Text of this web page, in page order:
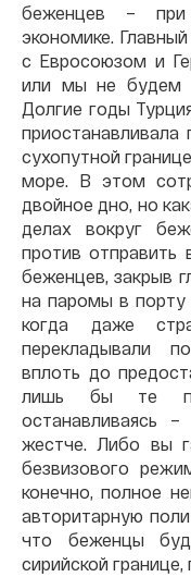
беженцев – при
экономике.
с Евросоюзом и
или мы не будем
Долгие годы
сухопутной
море. В этом
двойное дно, но
делах вокруг
против отправить
беженцев, закрыв
на паромы в порту
когда даже
перекладывали
вплоть до
лишь бы те
останавливаясь
жестче. Либо вы
безвизового
конечно, полное
авторитарную
что беженцы
сирийской границе,